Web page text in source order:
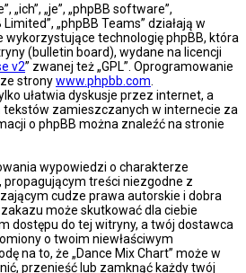
„ich”, „je”, „phpBB software”,
„phpBB Teams” działają w
technologię phpBB, która
(bulletin board), wydane na licencji
v2” zwanej też „GPL”. Oprogramowanie
stronywww.phpbb.com
ułatwia dyskusje przez internet, a
zamieszczanych w internecie za
o phpBB można znaleźć na stronie
wypowiedzi o charakterze
treści niezgodne z
cudze prawa autorskie i dobra
może skutkować dla ciebie
dostępu do tej witryny, a twój dostawca
o twoim niewłaściwym
na to, że „Dance Mix Chart” może w
przenieść lub zamknąć każdy twój